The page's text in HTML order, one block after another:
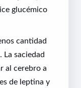
glucémico
cantidad
La saciedad
al cerebro a
de leptina y